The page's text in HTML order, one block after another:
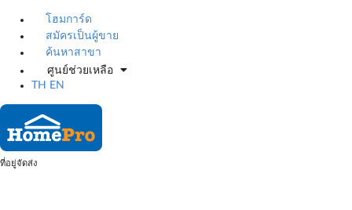
โฮมการ์ด
สมัครเป็นผู้ขาย
ค้นหาสาขา
ศูนย์ช่วยเหลือ
TH
EN
ที่อยู่จัดส่ง